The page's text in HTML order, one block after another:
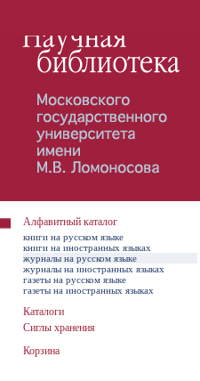
Алфавитный каталог
книги на русском языке
книги на иностранных языках
журналы на русском языке
журналы на иностранных языках
газеты на русском языке
газеты на иностранных языках
Каталоги
Сиглы хранения
Корзина